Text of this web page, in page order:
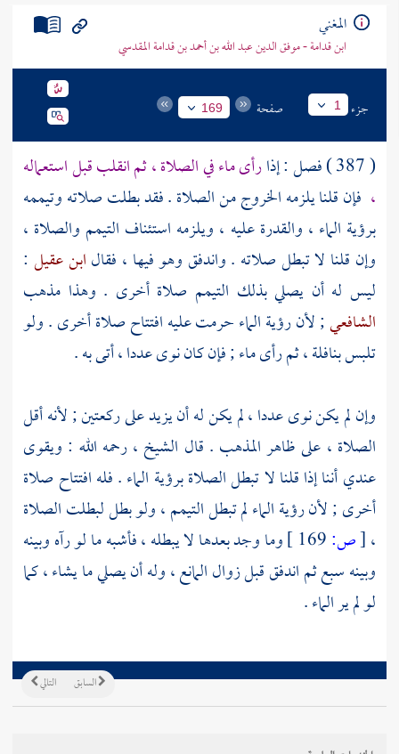
المغني
ابن قدامة - موفق الدين عبد الله بن أحمد بن قدامة المقدسي
جزء 1 صفحة 169
( 387 ) فصل : إذا
رأى ماء في الصلاة ، ثم انقلب قبل استعماله
، فإن قلنا يلزمه الخروج من الصلاة . فقد بطلت صلاته وتيممه
برؤية الماء ، والقدرة عليه ، ويلزمه استئناف التيمم والصلاة ،
وإن قلنا لا تبطل صلاته . واندفق وهو فيها ، فقالابن عقيل :
ليس له أن يصلي بذلك التيمم صلاة أخرى . وهذا مذهب
الشافعي; لأن رؤية الماء حرمت عليه افتتاح صلاة أخرى . ولو
تلبس بنافلة ، ثم رأى ماء ; فإن كان نوى عددا ، أتى به .
وإن لم يكن نوى عددا ، لم يكن له أن يزيد على ركعتين ; لأنه أقل
الصلاة ، على ظاهر المذهب . قال الشيخ ، رحمه الله : ويقوى
عندي أننا إذا قلنا لا تبطل الصلاة برؤية الماء . فله افتتاح صلاة
أخرى ; لأن رؤية الماء لم تبطل التيمم ، ولو بطل لبطلت الصلاة
،[ص:
وما وجد بعدها لا يبطله ، فأشبه ما لو رآه وبينه
وبينه سبع ثم اندفق قبل زوال المانع ، وله أن يصلي ما يشاء ، كما
لو لم ير الماء .
التالي السابق